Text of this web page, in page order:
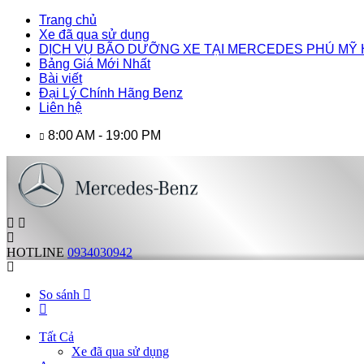
Trang chủ
Xe đã qua sử dụng
DỊCH VỤ BÃO DƯỠNG XE TẠI MERCEDES PHÚ MỸ
Bảng Giá Mới Nhất
Bài viết
Đại Lý Chính Hãng Benz
Liên hệ
8:00 AM - 19:00 PM
HOTLINE 0934030942
So sánh
Tất Cả
Xe đã qua sử dụng